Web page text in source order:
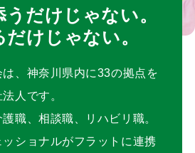
だけじゃない。
けじゃない。
、神奈川県内に33の拠点を
人です。
職、相談職、リハビリ職。
ショナルがフラットに連携